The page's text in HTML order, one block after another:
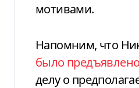
мотивами.
Напомним, что
было
делу о